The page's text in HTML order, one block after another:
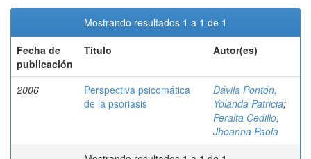
Mostrando resultados 1 a 1 de 1
Fecha de
publicación
Título Autor(es)
2006
Perspectiva psicomática
de la psoriasis
Dávila Pontón,
Yolanda Patricia;
Peralta Cedillo,
Jhoanna Paola